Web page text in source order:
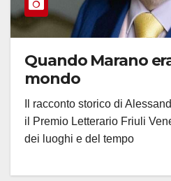
Quando Marano
mondo
Il racconto storico di
il Premio Letterario Friuli
dei luoghi e del tempo